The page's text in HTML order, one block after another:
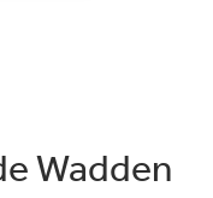
Wadden